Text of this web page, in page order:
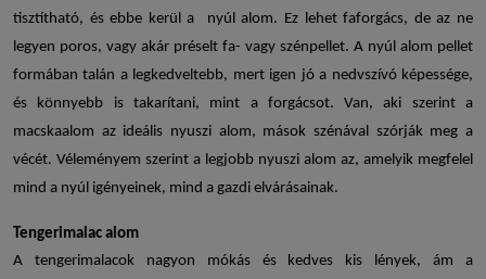
tisztítható, és ebbe kerül a nyúl alom. Ez lehet faforgács, de az ne
legyen poros, vagy akár préselt fa- vagy szénpellet. A nyúl alom pellet
formában talán a legkedveltebb, mert igen jó a nedvszívó képessége,
és könnyebb is takarítani, mint a forgácsot. Van, aki szerint a
macskaalom az ideális nyuszi alom, mások szénával szórják meg a
vécét. Véleményem szerint a legjobb nyuszi alom az, amelyik megfelel
mind a nyúl igényeinek, mind a gazdi elvárásainak.
Tengerimalac alom
A tengerimalacok nagyon mókás és kedves kis lények, ám a